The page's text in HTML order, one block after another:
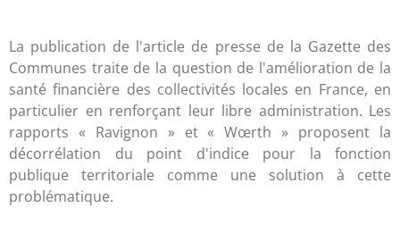
La publication de l'article de presse de la Gazette des
Communes traite de la question de l'amélioration de la
santé financière des collectivités locales en France, en
particulier en renforçant leur libre administration. Les
rapports « Ravignon » et « Wœrth » proposent la
décorrélation du point d'indice pour la fonction
publique territoriale comme une solution à cette
problématique.